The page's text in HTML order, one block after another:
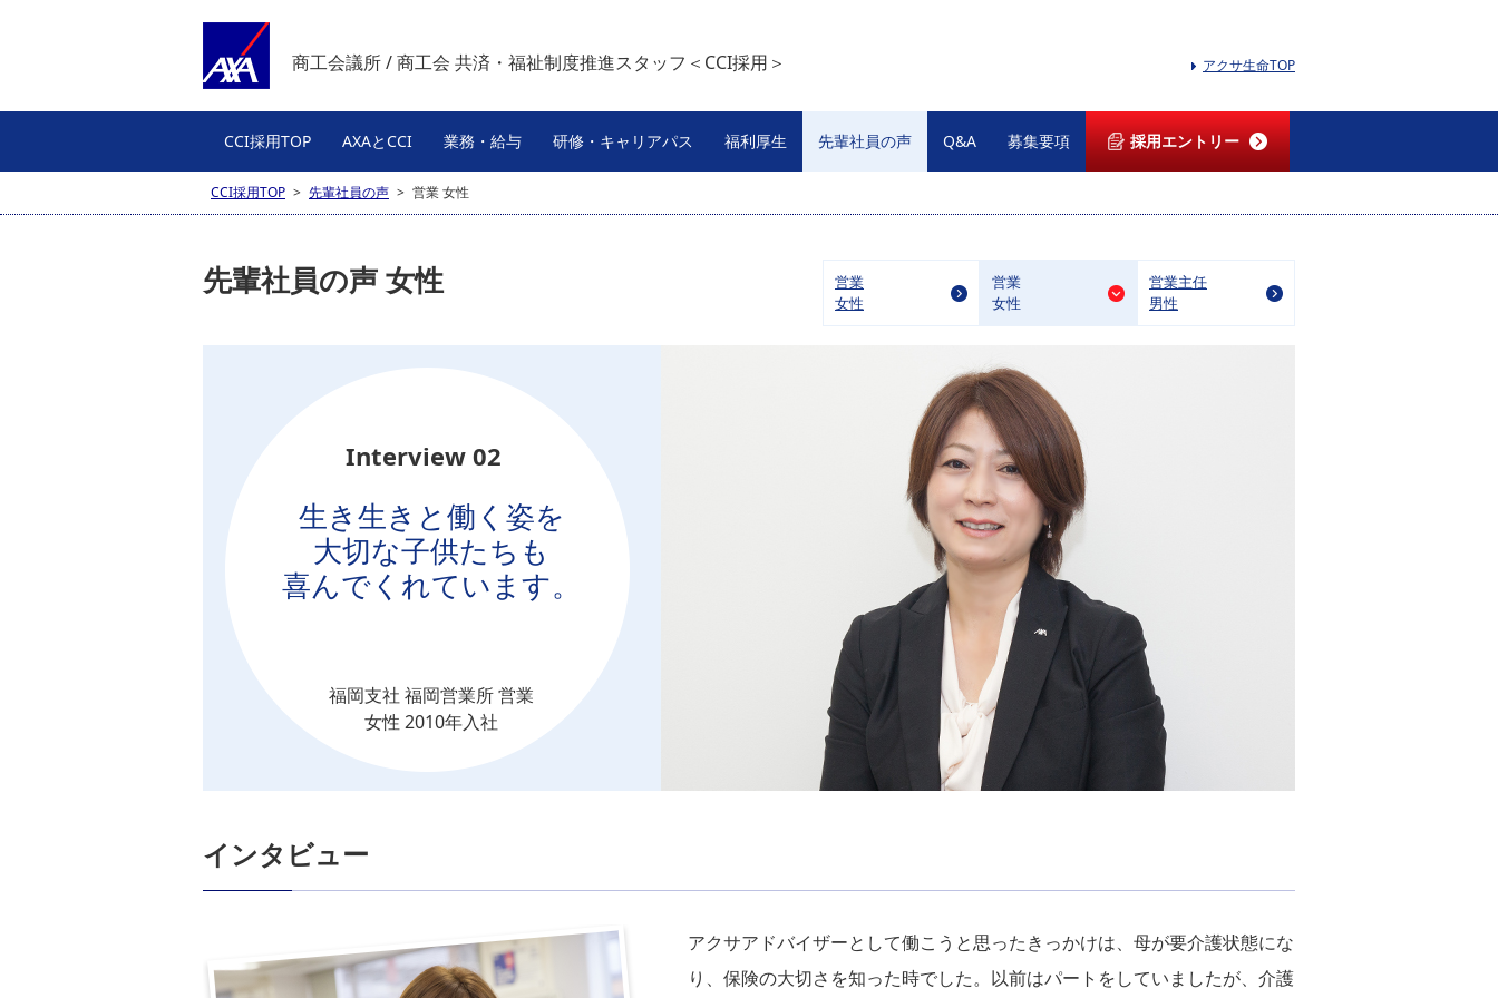
商工会議所 / 商工会 共済・福祉制度推進スタッフ＜CCI採用＞ アクサ生命TOP
CCI採用TOP AXAとCCI 業務・給与 研修・キャリアパス 福利厚生 先輩社員の声 Q&A 募集要項 採用エントリー
CCI採用TOP > 先輩社員の声 > 営業 女性
先輩社員の声 女性
営業
女性
営業
女性
営業主任
男性
Interview 02
生き生きと働く姿を
大切な子供たちも
喜んでくれています。
福岡支社 福岡営業所 営業
女性 2010年入社
インタビュー
アクサアドバイザーとして働こうと思ったきっかけは、母が要介護状態にな
り、保険の大切さを知った時でした。以前はパートをしていましたが、介護